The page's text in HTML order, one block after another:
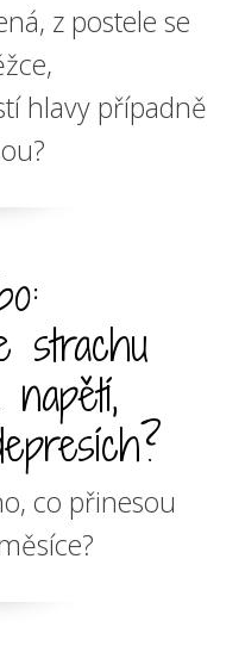
z postele se
hlavy případně
strachu
co přinesou